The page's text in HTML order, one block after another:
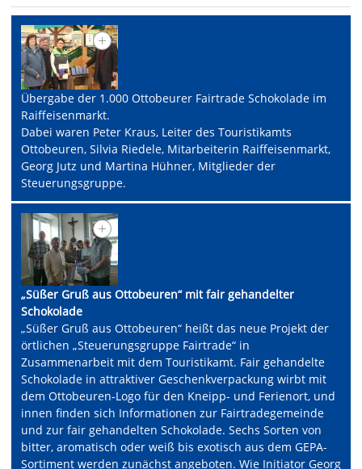
Übergabe der 1.000 Ottobeurer Fairtrade Schokolade im
Raiffeisenmarkt.
Dabei waren Peter Kraus, Leiter des Touristikamts
Ottobeuren, Silvia Riedele, Mitarbeiterin Raiffeisenmarkt,
Georg Jutz und Martina Hühner, Mitglieder der
Steuerungsgruppe.
„Süßer Gruß aus Ottobeuren“ mit fair gehandelter
Schokolade
„Süßer Gruß aus Ottobeuren“ heißt das neue Projekt der
örtlichen „Steuerungsgruppe Fairtrade“ in
Zusammenarbeit mit dem Touristikamt. Fair gehandelte
Schokolade in attraktiver Geschenkverpackung wirbt mit
dem Ottobeuren-Logo für den Kneipp- und Ferienort, und
innen finden sich Informationen zur Fairtradegemeinde
und zur fair gehandelten Schokolade. Sechs Sorten von
bitter, aromatisch oder weiß bis exotisch aus dem GEPA-
Sortiment werden zunächst angeboten. Wie Initiator Georg